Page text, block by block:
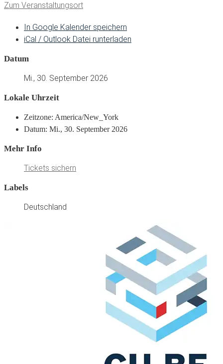
Zum Veranstaltungsort
In Google Kalender speichern
iCal / Outlook Datei runterladen
Datum
Mi., 30. September 2026
Lokale Uhrzeit
Zeitzone: America/New_York
Datum: Mi., 30. September 2026
Mehr Info
Tickets sichern
Labels
Deutschland